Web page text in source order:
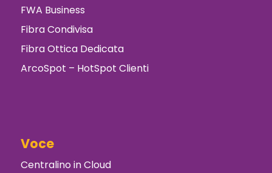
FWA Business
Fibra Condivisa
Fibra Ottica Dedicata
ArcoSpot – HotSpot Clienti
Voce
Centralino in Cloud